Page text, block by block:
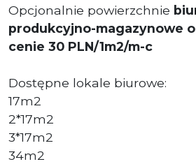
Opcjonalnie powierzchnie
produkcyjno-magazynowe
cenie 30 PLN/1m2/m-c
Dostępne lokale biurowe:
17m2
2*17m2
3*17m2
34m2